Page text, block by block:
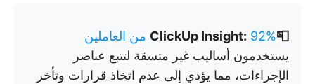
📮ClickUp Insight:92% من العاملين
يستخدمون أساليب غير متسقة لتتبع عناصر
الإجراءات، مما يؤدي إلى عدم اتخاذ قرارات وتأخر